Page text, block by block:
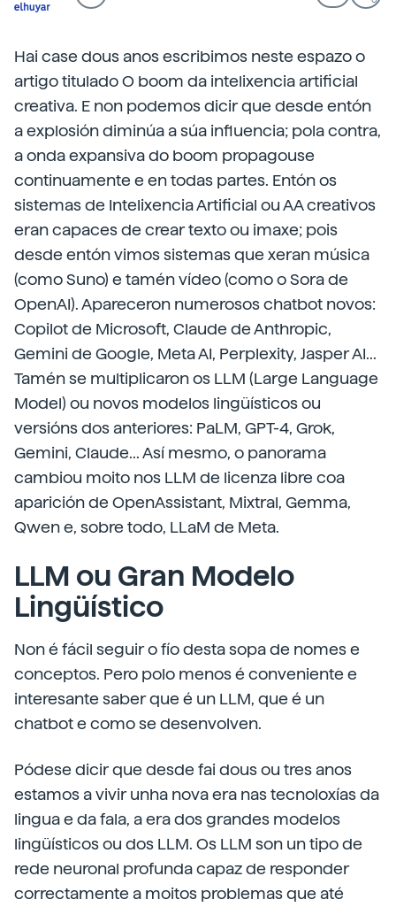
Hai case dous anos escribimos neste espazo o
artigo titulado O boom da intelixencia artificial
creativa. E non podemos dicir que desde entón
a explosión diminúa a súa influencia; pola contra,
a onda expansiva do boom propagouse
continuamente e en todas partes. Entón os
sistemas de Intelixencia Artificial ou AA creativos
eran capaces de crear texto ou imaxe; pois
desde entón vimos sistemas que xeran música
(como Suno) e tamén vídeo (como o Sora de
OpenAI). Apareceron numerosos chatbot novos:
Copilot de Microsoft, Claude de Anthropic,
Gemini de Google, Meta AI, Perplexity, Jasper AI...
Tamén se multiplicaron os LLM (Large Language
Model) ou novos modelos lingüísticos ou
versións dos anteriores: PaLM, GPT-4, Grok,
Gemini, Claude... Así mesmo, o panorama
cambiou moito nos LLM de licenza libre coa
aparición de OpenAssistant, Mixtral, Gemma,
Qwen e, sobre todo, LLaM de Meta.
LLM ou Gran Modelo
Lingüístico
Non é fácil seguir o fío desta sopa de nomes e
conceptos. Pero polo menos é conveniente e
interesante saber que é un LLM, que é un
chatbot e como se desenvolven.
Pódese dicir que desde fai dous ou tres anos
estamos a vivir unha nova era nas tecnoloxías da
lingua e da fala, a era dos grandes modelos
lingüísticos ou dos LLM. Os LLM son un tipo de
rede neuronal profunda capaz de responder
correctamente a moitos problemas que até